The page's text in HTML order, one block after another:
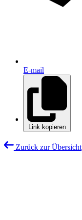
E-mail
Link kopieren
Zurück zur Übersicht